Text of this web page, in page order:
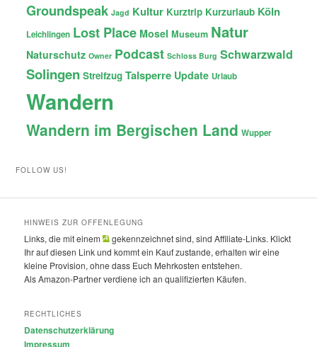
Groundspeak Jagd Kultur Kurztrip Kurzurlaub Köln
Leichlingen Lost Place Mosel Museum Natur
Naturschutz Owner Podcast Schloss Burg Schwarzwald
Solingen Streifzug Talsperre Update Urlaub
Wandern
Wandern im Bergischen Land Wupper
FOLLOW US!
HINWEIS ZUR OFFENLEGUNG
Links, die mit einem
gekennzeichnet sind, sind Affiliate-Links. Klickt
Ihr auf diesen Link und kommt ein Kauf zustande, erhalten wir eine
kleine Provision, ohne dass Euch Mehrkosten entstehen.
Als Amazon-Partner verdiene ich an qualifizierten Käufen.
RECHTLICHES
Datenschutzerklärung
Impressum